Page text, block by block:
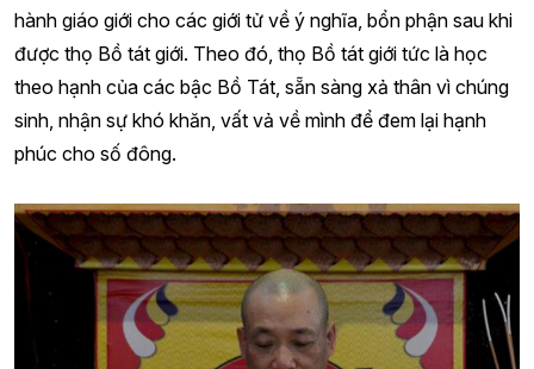
hành giáo giới cho các giới tử về ý nghĩa, bổn phận sau khi
được thọ Bồ tát giới. Theo đó, thọ Bồ tát giới tức là học
theo hạnh của các bậc Bồ Tát, sẵn sàng xả thân vì chúng
sinh, nhận sự khó khăn, vất vả về mình để đem lại hạnh
phúc cho số đông.